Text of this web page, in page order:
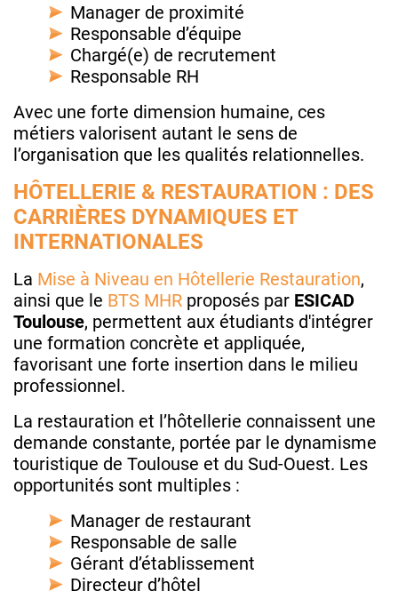
Manager de proximité
Responsable d’équipe
Chargé(e) de recrutement
Responsable RH
Avec une forte dimension humaine, ces
métiers valorisent autant le sens de
l’organisation que les qualités relationnelles.
HÔTELLERIE & RESTAURATION : DES
CARRIÈRES DYNAMIQUES ET
INTERNATIONALES
La Mise à Niveau en Hôtellerie Restauration,
ainsi que le BTS MHR proposés par ESICAD
Toulouse, permettent aux étudiants d'intégrer
une formation concrète et appliquée,
favorisant une forte insertion dans le milieu
professionnel.
La restauration et l’hôtellerie connaissent une
demande constante, portée par le dynamisme
touristique de Toulouse et du Sud‑Ouest. Les
opportunités sont multiples :
Manager de restaurant
Responsable de salle
Gérant d’établissement
Directeur d’hôtel